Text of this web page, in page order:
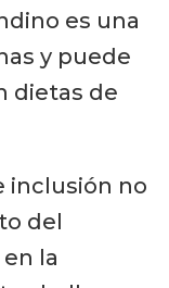
es una
y puede
dietas de
inclusión no
del
la